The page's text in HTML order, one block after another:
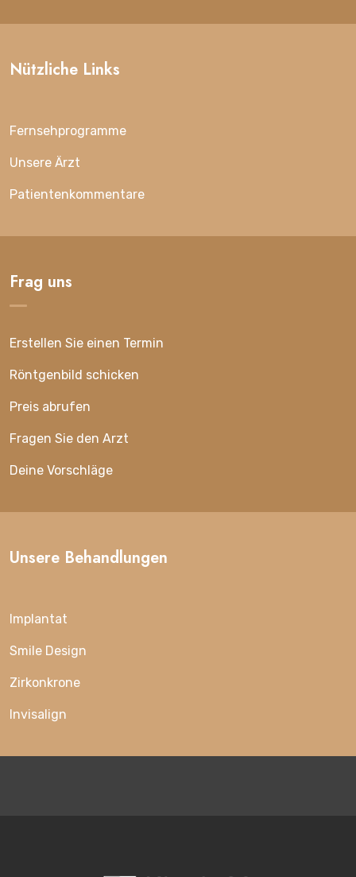
Nützliche Links
Fernsehprogramme
Unsere Ärzt
Patientenkommentare
Frag uns
Erstellen Sie einen Termin
Röntgenbild schicken
Preis abrufen
Fragen Sie den Arzt
Deine Vorschläge
Unsere Behandlungen
Implantat
Smile Design
Zirkonkrone
Invisalign